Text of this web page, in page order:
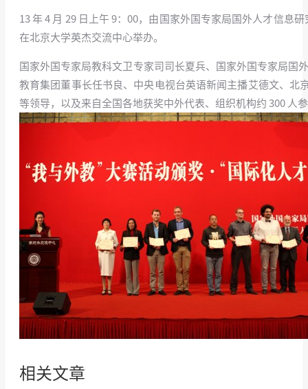
13 年 4 月 29 日上午 9：00，由国家外国专家局国外人才信息
在北京大学英杰交流中心举办。
国家外国专家局教科文卫专家司司长夏兵、国家外国专家局国
教育集团董事长任书良、中央电视台英语新闻主播艾德文、
等领导，以及来自全国各地获奖中外代表、组织机构约 300 人
相关文章